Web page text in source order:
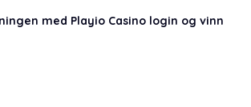
med Playio Casino login og vinn